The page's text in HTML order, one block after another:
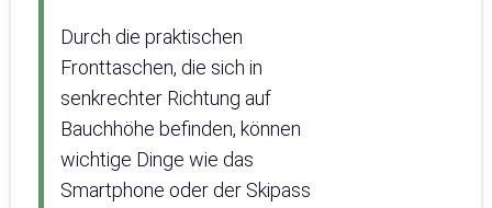
Durch die praktischen
Fronttaschen, die sich in
senkrechter Richtung auf
Bauchhöhe befinden, können
wichtige Dinge wie das
Smartphone oder der Skipass